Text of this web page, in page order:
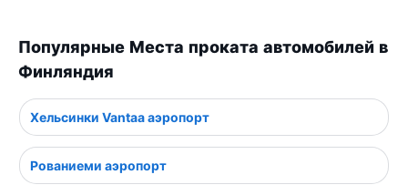
Популярные Места проката автомобилей в
Финляндия
Хельсинки Vantaa аэропорт
Рованиеми аэропорт